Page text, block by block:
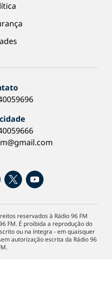
reservados à Rádio 96 FM
FM. É proibida a reprodução do
ou na íntegra - em quaisquer
autorização escrita da Rádio 96